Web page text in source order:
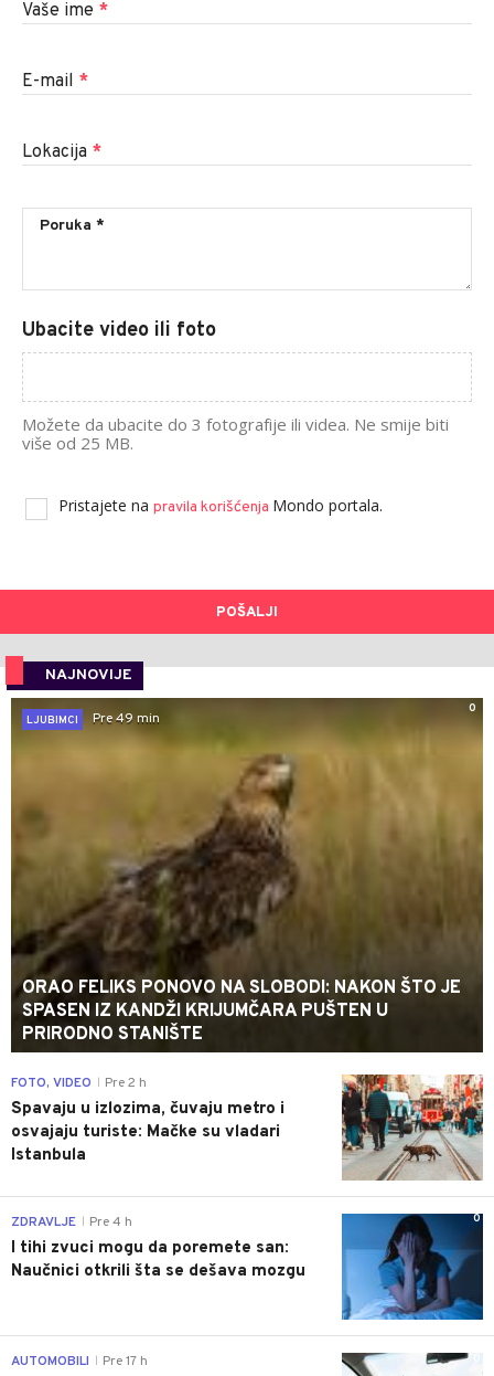
Vaše ime *
E-mail *
Lokacija *
Ubacite video ili foto
Možete da ubacite do 3 fotografije ili videa. Ne smije biti
više od 25 MB.
Pristajete na pravila korišćenja Mondo portala.
POŠALJI
NAJNOVIJE
0
LJUBIMCI
Pre 49 min
ORAO FELIKS PONOVO NA SLOBODI: NAKON ŠTO JE
SPASEN IZ KANDŽI KRIJUMČARA PUŠTEN U
PRIRODNO STANIŠTE
0
FOTO, VIDEO Pre 2 h
Spavaju u izlozima, čuvaju metro i
osvajaju turiste: Mačke su vladari
Istanbula
0
ZDRAVLJE Pre 4 h
I tihi zvuci mogu da poremete san:
Naučnici otkrili šta se dešava mozgu
0
AUTOMOBILI Pre 17 h